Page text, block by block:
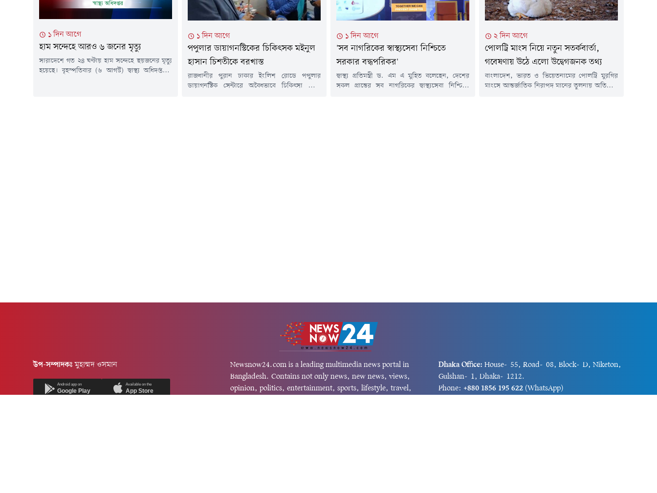
১ দিন আগে
হাম সন্দেহে আরও ৬ জনের মৃত্যু
সারাদেশে গত ২৪ ঘণ্টায় হাম সন্দেহে ছয়জনের মৃত্যু
হয়েছে। বৃহস্পতিবার (৬ আগস্ট) স্বাস্থ্য অধিদপ্তরের
১ দিন আগে
পপুলার ডায়াগনস্টিকের চিকিৎসক মইনুল
হাসান চিশতীকে বরখাস্ত
রাজধানীর পুরান ঢাকার ইংলিশ রোডে পপুলার
ডায়াগনস্টিক সেন্টারে অবৈধভাবে চিকিৎসা সেবা
১ দিন আগে
'সব নাগরিকের স্বাস্থ্যসেবা নিশ্চিতে
সরকার বদ্ধপরিকর'
স্বাস্থ্য প্রতিমন্ত্রী ড. এম এ মুহিত বলেছেন, দেশের
সকল প্রান্তের সব নাগরিকের স্বাস্থ্যসেবা নিশ্চিতে
২ দিন আগে
পোলট্রি মাংস নিয়ে নতুন সতর্কবার্তা,
গবেষণায় উঠে এলো উদ্বেগজনক তথ্য
বাংলাদেশ, ভারত ও ভিয়েতনামের পোলট্রি মুরগির
মাংসে আন্তর্জাতিক নিরাপদ মানের তুলনায় অতিরিক্ত
উপ-সম্পাদকঃমুহাম্মদ ওসমান
Android app on
Google Play
Available on the
App Store
Newsnow24.com is a leading multimedia news portal in
Bangladesh. Contains not only news, new news, views,
opinion, politics, entertainment, sports, lifestyle, travel,
Dhaka Office: House-55, Road-08, Block-D, Niketon,
Gulshan-1, Dhaka-1212.
Phone: +880 1856 195 622 (WhatsApp)